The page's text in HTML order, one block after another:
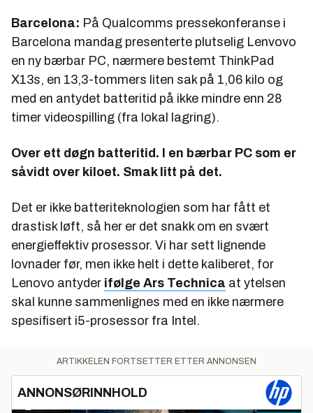
Barcelona: På Qualcomms pressekonferanse i
Barcelona mandag presenterte plutselig Lenvovo
en ny bærbar PC, nærmere bestemt ThinkPad
X13s, en 13,3-tommers liten sak på 1,06 kilo og
med en antydet batteritid på ikke mindre enn 28
timer videospilling (fra lokal lagring).
Over ett døgn batteritid. I en bærbar PC som er
såvidt over kiloet. Smak litt på det.
Det er ikke batteriteknologien som har fått et
drastisk løft, så her er det snakk om en svært
energieffektiv prosessor. Vi har sett lignende
lovnader før, men ikke helt i dette kaliberet, for
Lenovo antyder ifølge Ars Technica at ytelsen
skal kunne sammenlignes med en ikke nærmere
spesifisert i5-prosessor fra Intel.
ARTIKKELEN FORTSETTER ETTER ANNONSEN
ANNONSØRINNHOLD